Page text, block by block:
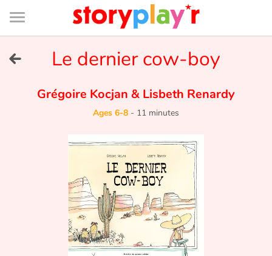
Connexion
Bibliothèque
de
page
Tales and classics in french
Le dernier cow-boy
Grégoire Kocjan & Lisbeth Renardy
Ages 6-8 - 11 minutes